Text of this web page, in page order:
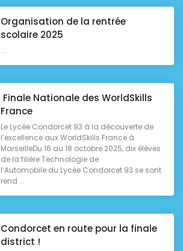
Organisation de la rentrée
scolaire 2025
...
Finale Nationale des WorldSkills
France
Le Lycée Condorcet 93 à la découverte de
l’excellence aux WorldSkills France à
MarseilleDu 16 au 18 octobre 2025, dix élèves
de la filière Technologie de
l’Automobile du Lycée Condorcet 93 se sont
rend ...
Condorcet en route pour la finale
district !